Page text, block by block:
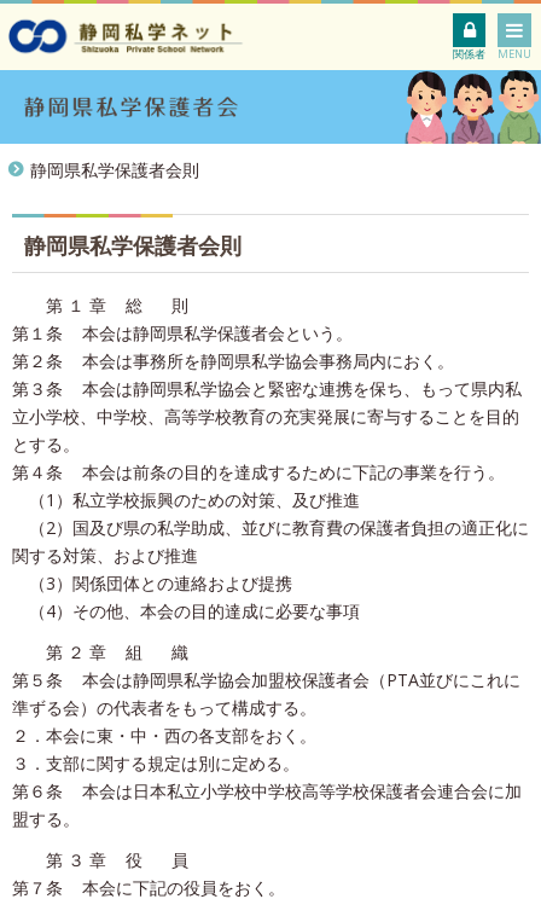
関係者 MENU
静岡県私学保護者会則
静岡県私学保護者会則
第 １ 章 総 則
第１条 本会は静岡県私学保護者会という。
第２条 本会は事務所を静岡県私学協会事務局内におく。
第３条 本会は静岡県私学協会と緊密な連携を保ち、もって県内私
立小学校、中学校、高等学校教育の充実発展に寄与することを目的
とする。
第４条 本会は前条の目的を達成するために下記の事業を行う。
（1）私立学校振興のための対策、及び推進
（2）国及び県の私学助成、並びに教育費の保護者負担の適正化に
関する対策、および推進
（3）関係団体との連絡および提携
（4）その他、本会の目的達成に必要な事項
第 ２ 章 組 織
第５条 本会は静岡県私学協会加盟校保護者会（PTA並びにこれに
準ずる会）の代表者をもって構成する。
２．本会に東・中・西の各支部をおく。
３．支部に関する規定は別に定める。
第６条 本会は日本私立小学校中学校高等学校保護者会連合会に加
盟する。
第 ３ 章 役 員
第７条 本会に下記の役員をおく。